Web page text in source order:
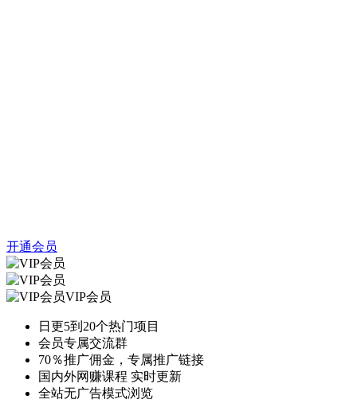
开通会员
VIP会员
日更5到20个热门项目
会员专属交流群
70％推广佣金，专属推广链接
国内外网赚课程 实时更新
全站无广告模式浏览